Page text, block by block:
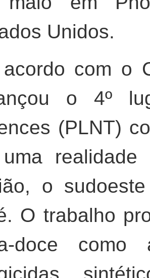
Unidos.
com o
o 4º
(PLNT)
realidade
o
O trabalho
doce como